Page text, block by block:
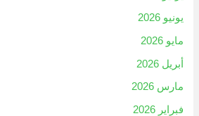
يونيو 2026
مايو 2026
أبريل 2026
مارس 2026
فبراير 2026